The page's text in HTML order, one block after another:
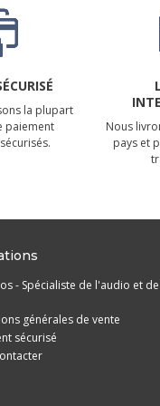
la plupart
paiement
Nous
pays et
- Spécialiste de l'audio et
générales de vente
sécurisé